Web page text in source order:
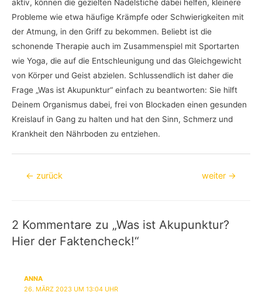
aktiv, können die gezielten Nadelstiche dabei helfen, kleinere
Probleme wie etwa häufige Krämpfe oder Schwierigkeiten mit
der Atmung, in den Griff zu bekommen. Beliebt ist die
schonende Therapie auch im Zusammenspiel mit Sportarten
wie Yoga, die auf die Entschleunigung und das Gleichgewicht
von Körper und Geist abzielen. Schlussendlich ist daher die
Frage „Was ist Akupunktur“ einfach zu beantworten: Sie hilft
Deinem Organismus dabei, frei von Blockaden einen gesunden
Kreislauf in Gang zu halten und hat den Sinn, Schmerz und
Krankheit den Nährboden zu entziehen.
Beitragsnavigation
← zurück weiter →
2 Kommentare zu „Was ist Akupunktur?
Hier der Faktencheck!“
ANNA
26. MÄRZ 2023 UM 13:04 UHR